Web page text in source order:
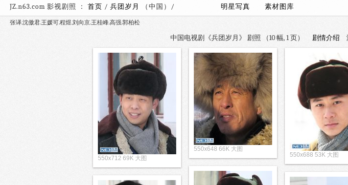
JZ.n63.com 影视剧照 ： 首页 / 兵团岁月 （中国）/ 明星写真 素材图库
张译.沈傲君.王媛可.程煜.刘向京.王桂峰.高强.郭柏松
中国电视剧《兵团岁月》 剧照 （10 幅, 1 页） 剧情介绍
550x712 69K 大图
550x648 66K 大图
550x688 53K 大图